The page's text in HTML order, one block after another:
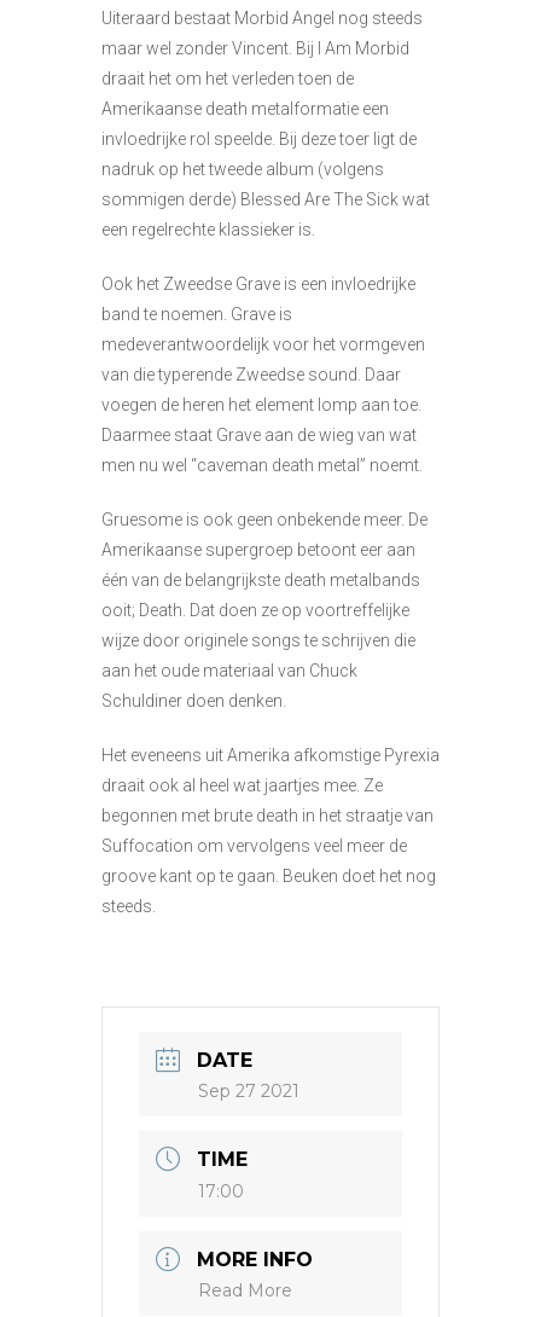
Uiteraard bestaat Morbid Angel nog steeds
maar wel zonder Vincent. Bij I Am Morbid
draait het om het verleden toen de
Amerikaanse death metalformatie een
invloedrijke rol speelde. Bij deze toer ligt de
nadruk op het tweede album (volgens
sommigen derde) Blessed Are The Sick wat
een regelrechte klassieker is.
Ook het Zweedse Grave is een invloedrijke
band te noemen. Grave is
medeverantwoordelijk voor het vormgeven
van die typerende Zweedse sound. Daar
voegen de heren het element lomp aan toe.
Daarmee staat Grave aan de wieg van wat
men nu wel “caveman death metal” noemt.
Gruesome is ook geen onbekende meer. De
Amerikaanse supergroep betoont eer aan
één van de belangrijkste death metalbands
ooit; Death. Dat doen ze op voortreffelijke
wijze door originele songs te schrijven die
aan het oude materiaal van Chuck
Schuldiner doen denken.
Het eveneens uit Amerika afkomstige Pyrexia
draait ook al heel wat jaartjes mee. Ze
begonnen met brute death in het straatje van
Suffocation om vervolgens veel meer de
groove kant op te gaan. Beuken doet het nog
steeds.
DATE
Sep 27 2021
TIME
17:00
MORE INFO
Read More